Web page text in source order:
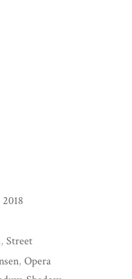
,Street
,Opera